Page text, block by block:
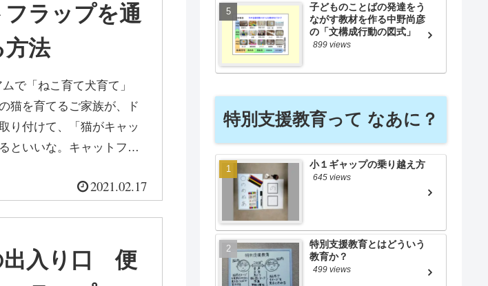
ラップを通
方法
で「ねこ育て犬育て」
猫を育てるご家族が、ド
り付けて、「猫がキャッ
といいな。キャットフラ
2021.02.17
出入り口 便
子どものことばの発達をう
ながす教材を作る中野尚彦
の「文構成行動の図式」
899 views
特別支援教育って なあに？
小１ギャップの乗り越え方
645 views
特別支援教育とはどういう
教育か？
499 views